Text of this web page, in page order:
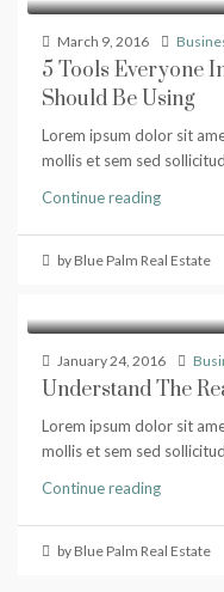
March 9, 2016
5 Tools Everyone
Should Be Using
Lorem ipsum dolor sit
mollis et sem sed
Continue reading
by Blue Palm Real Estate
January 24, 2016
Understand The
Lorem ipsum dolor sit
mollis et sem sed
Continue reading
by Blue Palm Real Estate